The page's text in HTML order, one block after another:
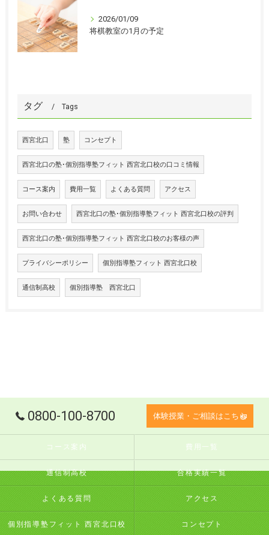
2026/01/09
将棋教室の1月の予定
タグ Tags
西宮北口 塾 コンセプト
西宮北口の塾･個別指導塾フィット 西宮北口校の口コミ情報
コース案内 費用一覧 よくある質問 アクセス
お問い合わせ 西宮北口の塾･個別指導塾フィット 西宮北口校の評判
西宮北口の塾･個別指導塾フィット 西宮北口校のお客様の声
プライバシーポリシー 個別指導塾フィット 西宮北口校
通信制高校 個別指導塾 西宮北口
0800-100-8700 体験授業・ご相談はこちら
コース案内 費用一覧
通信制高校 合格実績一覧
よくある質問 アクセス
個別指導塾フィット 西宮北口校 コンセプト